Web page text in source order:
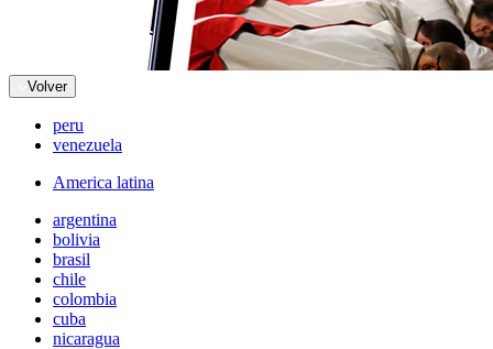
Volver
peru
venezuela
America latina
argentina
bolivia
brasil
chile
colombia
cuba
nicaragua